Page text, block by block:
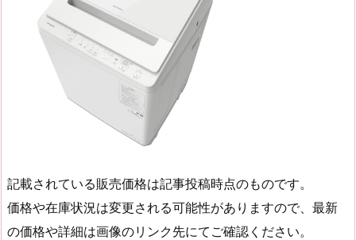
記載されている販売価格は記事投稿時点のものです。
価格や在庫状況は変更される可能性がありますので、最新
の価格や詳細は画像のリンク先にてご確認ください。